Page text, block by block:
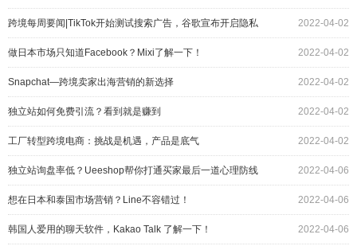
跨境每周要闻|TikTok开始测试搜索广告，谷歌宣布开启隐私
沙盒下一阶段试验
2022-04-02
做日本市场只知道Facebook？Mixi了解一下！ 2022-04-02
Snapchat—跨境卖家出海营销的新选择 2022-04-02
独立站如何免费引流？看到就是赚到 2022-04-02
工厂转型跨境电商：挑战是机遇，产品是底气 2022-04-02
独立站询盘率低？Ueeshop帮你打通买家最后一道心理防线 2022-04-06
想在日本和泰国市场营销？Line不容错过！ 2022-04-06
韩国人爱用的聊天软件，Kakao Talk 了解一下！ 2022-04-06